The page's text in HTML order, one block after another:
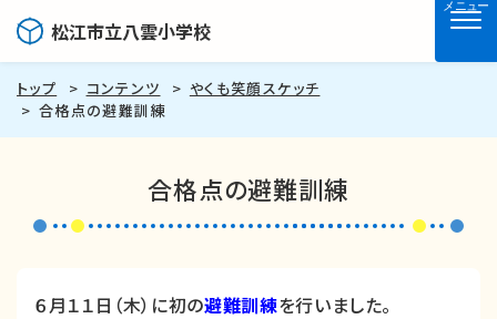
松江市立八雲小学校
メニュー
トップ コンテンツ
やくも笑顔スケッチ
合格点の避難訓練
合格点の避難訓練
６月１１日（木）に初の避難訓練を行いました。